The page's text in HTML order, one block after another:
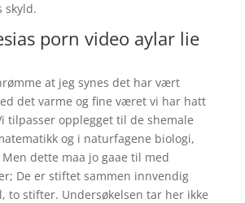
skyld.
porn video aylar lie
at jeg synes det har vært
det varme og fine været vi har hatt
tilpasser opplegget til de shemale
og i naturfagene biologi,
dette maa jo gaae til med
De er stiftet sammen innvendig
to stifter. Undersøkelsen tar her ikke